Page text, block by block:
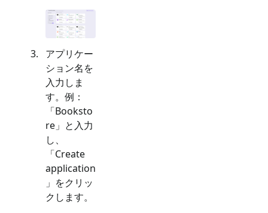
アプリケー
ション名を
入力しま
す。例：
「Booksto
re」と入力
し、
「Create
application
」をクリッ
クします。